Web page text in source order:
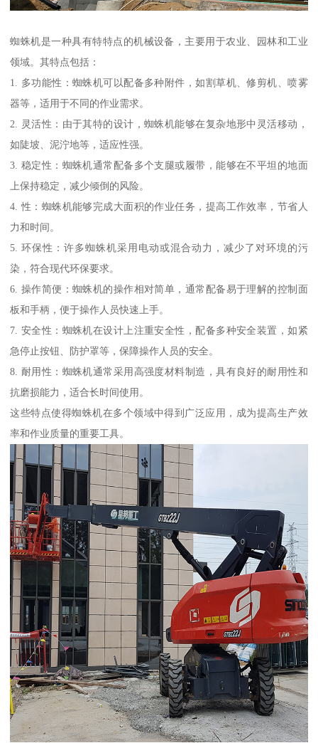
蜘蛛机是一种具有特特点的机械设备，主要用于农业、园林和工业
领域。其特点包括：
1. 多功能性：蜘蛛机可以配备多种附件，如割草机、修剪机、喷雾
器等，适用于不同的作业需求。
2. 灵活性：由于其特的设计，蜘蛛机能够在复杂地形中灵活移动，
如陡坡、泥泞地等，适应性强。
3. 稳定性：蜘蛛机通常配备多个支腿或履带，能够在不平坦的地面
上保持稳定，减少倾倒的风险。
4. 性：蜘蛛机能够完成大面积的作业任务，提高工作效率，节省人
力和时间。
5. 环保性：许多蜘蛛机采用电动或混合动力，减少了对环境的污
染，符合现代环保要求。
6. 操作简便：蜘蛛机的操作相对简单，通常配备易于理解的控制面
板和手柄，便于操作人员快速上手。
7. 安全性：蜘蛛机在设计上注重安全性，配备多种安全装置，如紧
急停止按钮、防护罩等，保障操作人员的安全。
8. 耐用性：蜘蛛机通常采用高强度材料制造，具有良好的耐用性和
抗磨损能力，适合长时间使用。
这些特点使得蜘蛛机在多个领域中得到广泛应用，成为提高生产效
率和作业质量的重要工具。